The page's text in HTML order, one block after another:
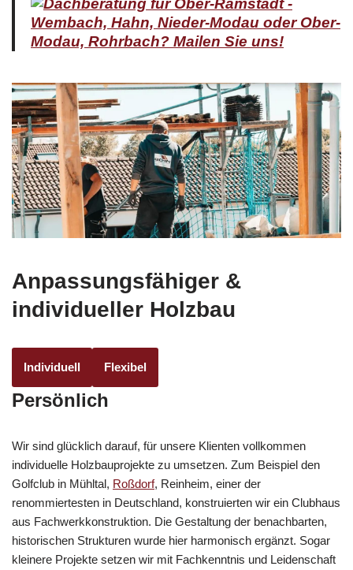
Anpassungsfähiger &
individueller Holzbau
Individuell Flexibel
Persönlich
Wir sind glücklich darauf, für unsere Klienten vollkommen
individuelle Holzbauprojekte zu umsetzen. Zum Beispiel den
Golfclub in Mühltal, Roßdorf, Reinheim, einer der
renommiertesten in Deutschland, konstruierten wir ein Clubhaus
aus Fachwerkkonstruktion. Die Gestaltung der benachbarten,
historischen Strukturen wurde hier harmonisch ergänzt. Sogar
kleinere Projekte setzen wir mit Fachkenntnis und Leidenschaft